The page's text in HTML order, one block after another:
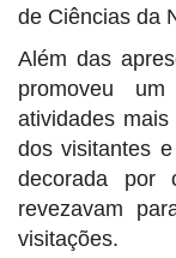
de Ciências da
Além das
promoveu
atividades
dos visitantes
decorada por
revezavam
visitações.